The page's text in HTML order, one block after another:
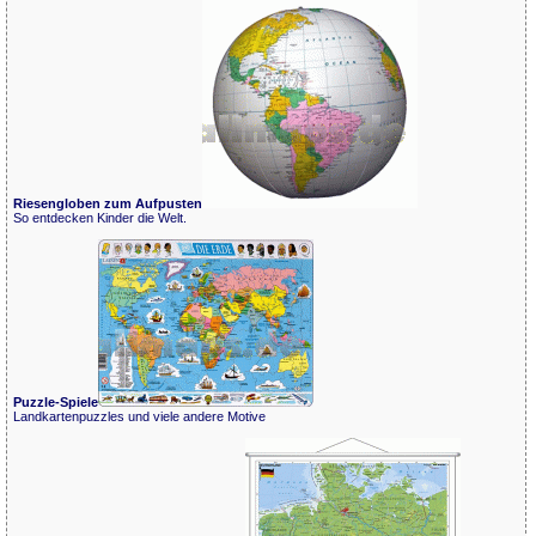
Riesengloben zum Aufpusten
So entdecken Kinder die Welt.
Puzzle-Spiele
Landkartenpuzzles und viele andere Motive